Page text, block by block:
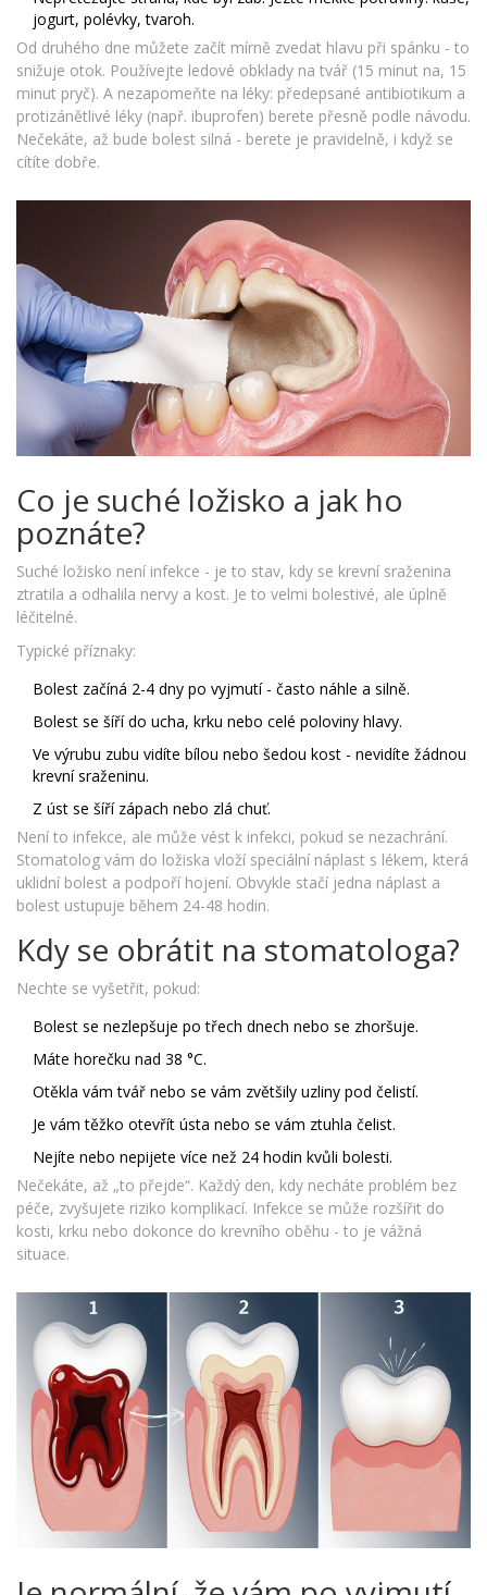
jogurt, polévky, tvaroh.
Od druhého dne můžete začít mírně zvedat hlavu při spánku - to
snižuje otok. Používejte ledové obklady na tvář (15 minut na, 15
minut pryč). A nezapomeňte na léky: předepsané antibiotikum a
protizánětlivé léky (např. ibuprofen) berete přesně podle návodu.
Nečekáte, až bude bolest silná - berete je pravidelně, i když se
cítíte dobře.
Co je suché ložisko a jak ho
poznáte?
Suché ložisko není infekce - je to stav, kdy se krevní sraženina
ztratila a odhalila nervy a kost. Je to velmi bolestivé, ale úplně
léčitelné.
Typické příznaky:
Bolest začíná 2-4 dny po vyjmutí - často náhle a silně.
Bolest se šíří do ucha, krku nebo celé poloviny hlavy.
Ve výrubu zubu vidíte bílou nebo šedou kost - nevidíte žádnou
krevní sraženinu.
Z úst se šíří zápach nebo zlá chuť.
Není to infekce, ale může vést k infekci, pokud se nezachrání.
Stomatolog vám do ložiska vloží speciální náplast s lékem, která
uklidní bolest a podpoří hojení. Obvykle stačí jedna náplast a
bolest ustupuje během 24-48 hodin.
Kdy se obrátit na stomatologa?
Nechte se vyšetřit, pokud:
Bolest se nezlepšuje po třech dnech nebo se zhoršuje.
Máte horečku nad 38 °C.
Otěkla vám tvář nebo se vám zvětšily uzliny pod čelistí.
Je vám těžko otevřít ústa nebo se vám ztuhla čelist.
Nejíte nebo nepijete více než 24 hodin kvůli bolesti.
Nečekáte, až „to přejde“. Každý den, kdy necháte problém bez
péče, zvyšujete riziko komplikací. Infekce se může rozšířit do
kosti, krku nebo dokonce do krevního oběhu - to je vážná
situace.